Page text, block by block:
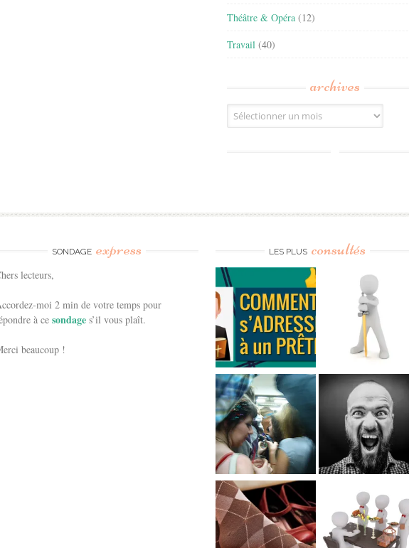
Théâtre & Opéra (12)
Travail (40)
archives
Archives
SONDAGE express
lecteurs,
moi 2 min de votre temps pour
à cesondages’il vous plaît.
beaucoup !
LES PLUS consultés